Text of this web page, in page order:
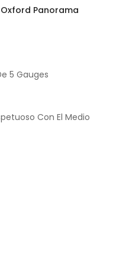
Panorama
5 Gauges
Con El Medio